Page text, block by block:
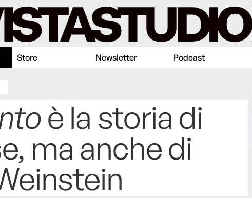
Store Newsletter Podcast
è la storia di
ma anche di